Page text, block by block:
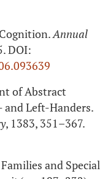
Cognition.Annual
DOI:
of Abstract
and Left-Handers.
, 1383, 351–367.
and Special